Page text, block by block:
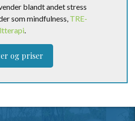
blandt andet stress
som mindfulness, TRE-
.
og priser